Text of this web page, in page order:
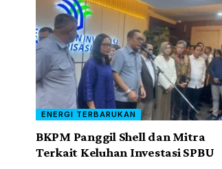
ENERGI TERBARUKAN
BKPM Panggil Shell dan Mitra
Terkait Keluhan Investasi SPBU